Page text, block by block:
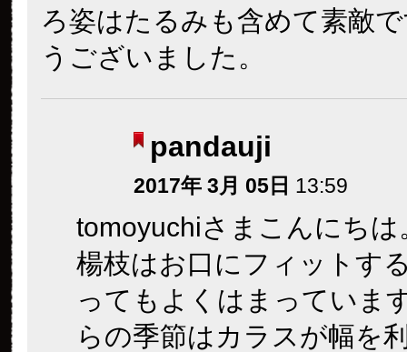
ろ姿はたるみも含めて素敵
うございました。
pandauji
2017年 3月 05日 13:59
tomoyuchiさまこんにちは
楊枝はお口にフィットす
ってもよくはまっていま
らの季節はカラスが幅を